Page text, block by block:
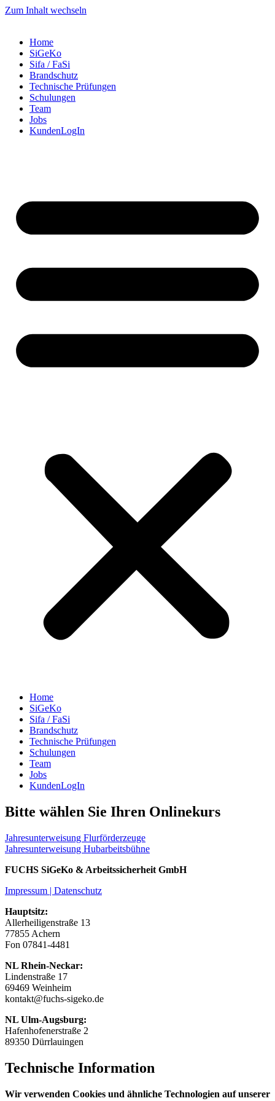
Zum Inhalt wechseln
Home
SiGeKo
Sifa / FaSi
Brandschutz
Technische Prüfungen
Schulungen
Team
Jobs
KundenLogIn
Home
SiGeKo
Sifa / FaSi
Brandschutz
Technische Prüfungen
Schulungen
Team
Jobs
KundenLogIn
Bitte wählen Sie Ihren Onlinekurs
Jahresunterweisung Flurförderzeuge
Jahresunterweisung Hubarbeitsbühne
FUCHS SiGeKo & Arbeitssicherheit GmbH
Impressum | Datenschutz
Hauptsitz:
Allerheiligenstraße 13
77855 Achern
Fon 07841-4481
NL Rhein-Neckar:
Lindenstraße 17
69469 Weinheim
kontakt@fuchs-sigeko.de
NL Ulm-Augsburg:
Hafenhofenerstraße 2
89350 Dürrlauingen
Technische Information
Wir verwenden Cookies und ähnliche Technologien auf unserer